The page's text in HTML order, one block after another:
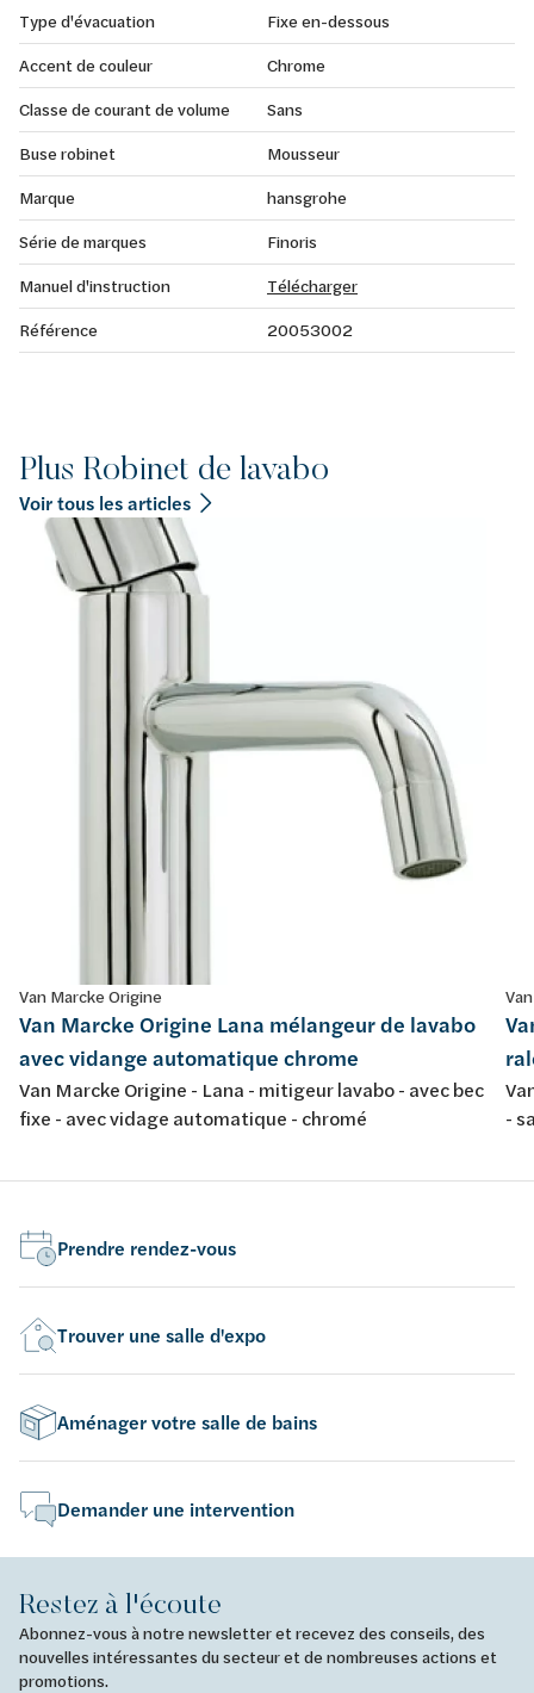
Type d'évacuation
Fixe en-dessous
Accent de couleur
Chrome
Classe de courant de volume
Sans
Buse robinet
Mousseur
Marque
hansgrohe
Série de marques
Finoris
Manuel d'instruction
Télécharger
Référence
20053002
Plus Robinet de lavabo
Voir tous les articles
Van Marcke Origine
Van Marcke Origine Lana mélangeur de lavabo
avec vidange automatique chrome
Van Marcke Origine - Lana - mitigeur lavabo - avec bec
fixe - avec vidage automatique - chromé
-
Prendre rendez-vous
Trouver une salle d'expo
Aménager votre salle de bains
Demander une intervention
Restez à l'écoute
Abonnez-vous à notre newsletter et recevez des conseils, des
nouvelles intéressantes du secteur et de nombreuses actions et
promotions.